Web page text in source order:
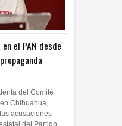
el PAN desde
del Comité
Chihuahua,
acusaciones
del Partido